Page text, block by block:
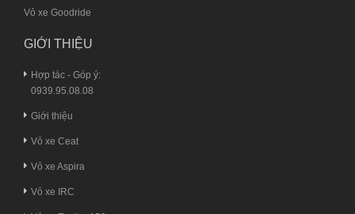
Vỏ xe Goodride
GIỚI THIỆU
Hợp tác - Góp ý:
0939.95.08.08
Giới thiệu
Vỏ xe Ceat
Vỏ xe Aspira
Vỏ xe IRC